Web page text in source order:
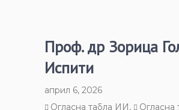
Проф. др Зорица
Испити
април 6, 2026
Огласна табла ИИ,
Огласна